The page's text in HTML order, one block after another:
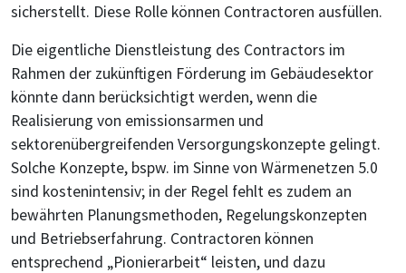
sicherstellt. Diese Rolle können Contractoren ausfüllen.
Die eigentliche Dienstleistung des Contractors im
Rahmen der zukünftigen Förderung im Gebäudesektor
könnte dann berücksichtigt werden, wenn die
Realisierung von emissionsarmen und
sektorenübergreifenden Versorgungskonzepte gelingt.
Solche Konzepte, bspw. im Sinne von Wärmenetzen 5.0
sind kostenintensiv; in der Regel fehlt es zudem an
bewährten Planungsmethoden, Regelungskonzepten
und Betriebserfahrung. Contractoren können
entsprechend „Pionierarbeit“ leisten, und dazu